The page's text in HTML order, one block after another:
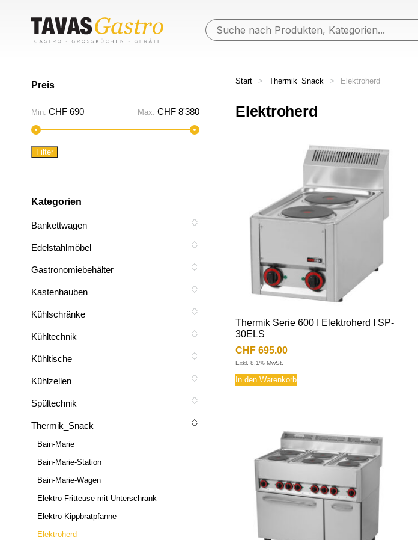
Preis
Min.
Preis
Max.
Preis
Min: CHF 690 Max: CHF 8'380
Filter
Kategorien
Bankettwagen
Edelstahlmöbel
Gastronomiebehälter
Kastenhauben
Kühlschränke
Kühltechnik
Kühltische
Kühlzellen
Spültechnik
Thermik_Snack
Bain-Marie
Bain-Marie-Station
Bain-Marie-Wagen
Elektro-Fritteuse mit Unterschrank
Elektro-Kippbratpfanne
Elektroherd
Start > Thermik_Snack > Elektroherd
Elektroherd
Thermik Serie 600 I Elektroherd I SP-
30ELS
CHF 695.00
Exkl. 8,1% MwSt.
In den Warenkorb